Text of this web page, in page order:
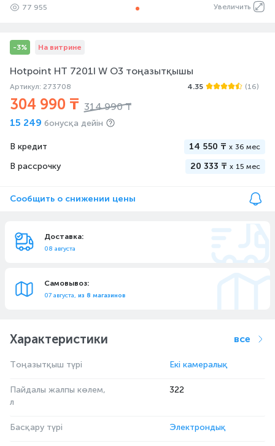
Увеличить
77 955
-3% На витрине
Hotpoint HT 7201I W O3 тоңазытқышы
Артикул: 273708 4.35 (16)
304 990 ₸ 314 990 ₸
15 249 бонусқа дейін
В кредит 14 550 ₸ x 36 мес
В рассрочку 20 333 ₸ x 15 мес
Сообщить о снижении цены
Доставка:
08 августа
Самовывоз:
07 августа, из 8 магазинов
Характеристики все
Тоңазытқыш түрі Екі камералық
Пайдалы жалпы көлем,
л
322
Басқару түрі Электрондық